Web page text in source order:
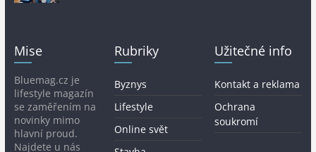
Mise
Bluemag.cz je
lifestyle magazín
se zaměřením na
novinky mimo
hlavní proud.
Najdete u nás
Rubriky
Byznys
Lifestyle
Online svět
Užitečné info
Kontakt a reklama
Ochrana
soukromí